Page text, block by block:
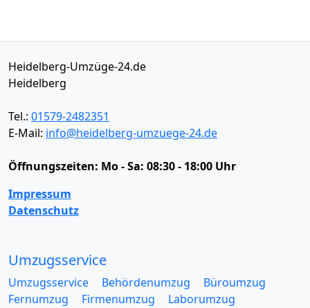
Heidelberg-Umzüge-24.de
Heidelberg
Tel.: 01579-2482351
E-Mail: info@heidelberg-umzuege-24.de
Öffnungszeiten: Mo - Sa: 08:30 - 18:00 Uhr
Impressum
Datenschutz
Umzugsservice
Umzugsservice Behördenumzug
Büroumzug
Fernumzug
Firmenumzug
Laborumzug